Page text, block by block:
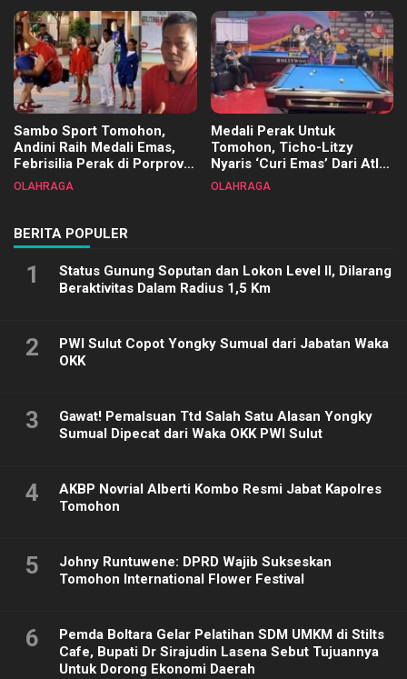
Sambo Sport Tomohon,
Andini Raih Medali Emas,
Febrisilia Perak di Porprov
Sulut 2025
OLAHRAGA
Medali Perak Untuk
Tomohon, Ticho-Litzy
Nyaris ‘Curi Emas’ Dari Atlet
Biliar PON di Porprov Sulut
OLAHRAGA
BERITA POPULER
1
Status Gunung Soputan dan Lokon Level II, Dilarang
Beraktivitas Dalam Radius 1,5 Km
2
PWI Sulut Copot Yongky Sumual dari Jabatan Waka
OKK
3
Gawat! Pemalsuan Ttd Salah Satu Alasan Yongky
Sumual Dipecat dari Waka OKK PWI Sulut
4
AKBP Novrial Alberti Kombo Resmi Jabat Kapolres
Tomohon
5
Johny Runtuwene: DPRD Wajib Sukseskan
Tomohon International Flower Festival
6
Pemda Boltara Gelar Pelatihan SDM UMKM di Stilts
Cafe, Bupati Dr Sirajudin Lasena Sebut Tujuannya
Untuk Dorong Ekonomi Daerah